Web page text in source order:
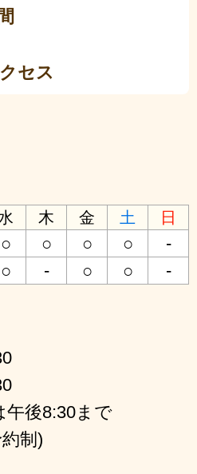
セス
木 金 土
日
○ ○ ○ ○ -
○ - ○ ○
-
後8:30まで
制)